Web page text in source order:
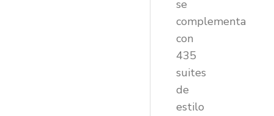
se
complementa
con
435
suites
de
estilo